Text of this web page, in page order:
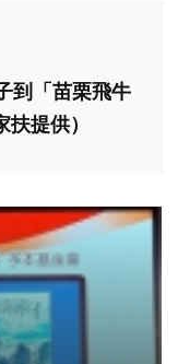
到「苗栗飛牛
扶提供）